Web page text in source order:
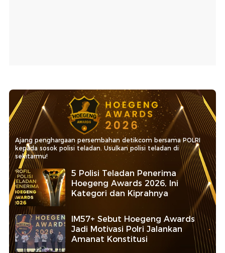
Ajang penghargaan persembahan detikcom bersama POLRI
kepada sosok polisi teladan. Usulkan polisi teladan di
sekitarmu!
5 Polisi Teladan Penerima
Hoegeng Awards 2026, Ini
Kategori dan Kiprahnya
IM57+ Sebut Hoegeng Awards
Jadi Motivasi Polri Jalankan
Amanat Konstitusi